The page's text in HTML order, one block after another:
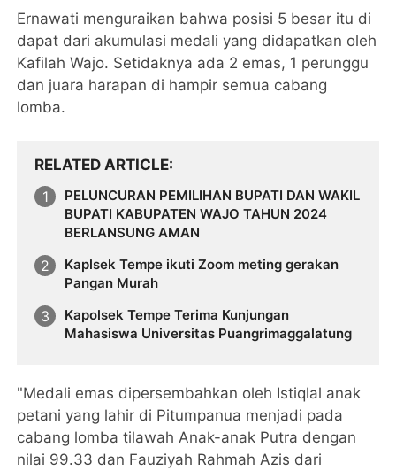
Ernawati menguraikan bahwa posisi 5 besar itu di
dapat dari akumulasi medali yang didapatkan oleh
Kafilah Wajo. Setidaknya ada 2 emas, 1 perunggu
dan juara harapan di hampir semua cabang
lomba.
RELATED ARTICLE
PELUNCURAN PEMILIHAN BUPATI DAN WAKIL
BUPATI KABUPATEN WAJO TAHUN 2024
BERLANSUNG AMAN
Kaplsek Tempe ikuti Zoom meting gerakan
Pangan Murah
Kapolsek Tempe Terima Kunjungan
Mahasiswa Universitas Puangrimaggalatung
"Medali emas dipersembahkan oleh Istiqlal anak
petani yang lahir di Pitumpanua menjadi pada
cabang lomba tilawah Anak-anak Putra dengan
nilai 99.33 dan Fauziyah Rahmah Azis dari